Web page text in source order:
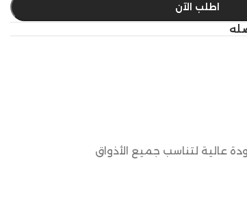
اطلب الآن
عالية لتناسب جميع الأذواق